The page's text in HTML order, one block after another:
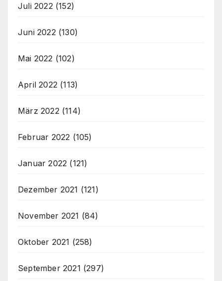
Juli 2022 (152)
Juni 2022 (130)
Mai 2022 (102)
April 2022 (113)
März 2022 (114)
Februar 2022 (105)
Januar 2022 (121)
Dezember 2021 (121)
November 2021 (84)
Oktober 2021 (258)
September 2021 (297)